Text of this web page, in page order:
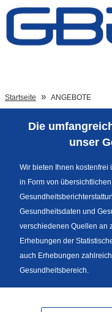
Zum Inhalt
Sprachumschaltung
Fußzeile
Startseite ANGEBOTE
Die
unser
Wir bieten Ihnen
in Form von
Gesundheitsdaten und
verschiedenen Quellen an
Erhebungen der
auch Erhebungen
Gesundheitsbereich.